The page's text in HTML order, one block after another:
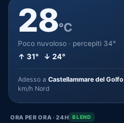
28°C
Poco nuvoloso · percepiti 34°
↑ 31° ↓ 24°
Adesso a Castellammare del Golfo
km/h Nord
ORA PER ORA · 24H BLEND